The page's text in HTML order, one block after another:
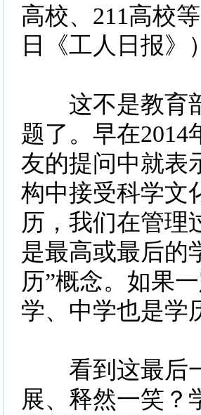
高校、211高校
日《工人日报》）
这不是教育部
题了。早在2014
友的提问中就表
构中接受科学文
历，我们在管理
是最高或最后的
历”概念。如果
学、中学也是学
看到这最后一
展、释然一笑？